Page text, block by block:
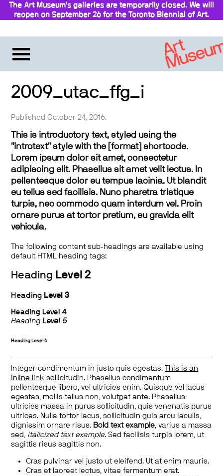
The Art Museum’s galleries are temporarily closed. We will
reopen on September 26 for the Toronto Biennial of Art.
2009_utac_ffg_i
Published October 24, 2016.
This is introductory text, styled using the
"introtext" style with the [format] shortcode.
Lorem ipsum dolor sit amet, consectetur
adipiscing elit. Phasellus sit amet velit lectus. In
pellentesque dolor eu tempus lacinia. Ut blandit
eu tellus sed facilisis. Nunc pharetra tristique
turpis, nec commodo quam interdum vel. Proin
ornare purus at tortor pretium, eu gravida elit
vehicula.
The following content sub-headings are available using
default HTML heading tags:
Heading Level 2
Heading Level 3
Heading Level 4
HeadingLevel 5
Heading Level 6
Integer condimentum in justo quis egestas.
This is an
inline link sollicitudin. Phasellus condimentum
pellentesque libero, vel ultricies enim. Quisque vel lacus
egestas, mollis tellus non, volutpat ante. Phasellus
ultricies massa in purus sollicitudin, quis venenatis purus
ultrices. Nulla tortor lacus, sollicitudin quis arcu iaculis,
dignissim ornare risus. Bold text example, varius a massa
sed, italicized text example. Sed facilisis turpis lorem, ut
sagittis risus sagittis non.
Cras pulvinar vel justo ut eleifend. Ut at enim mauris.
Cras et laoreet lectus, vitae fermentum erat.